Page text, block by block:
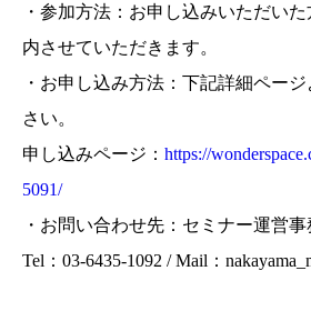
・参加方法：お申し込みいただい
内させていただきます。
・お申し込み方法：下記詳細ペー
さい。
申し込みページ： https://
5091/
・お問い合わせ先：セミナー運営
Tel：03-6435-1092 / Mail：